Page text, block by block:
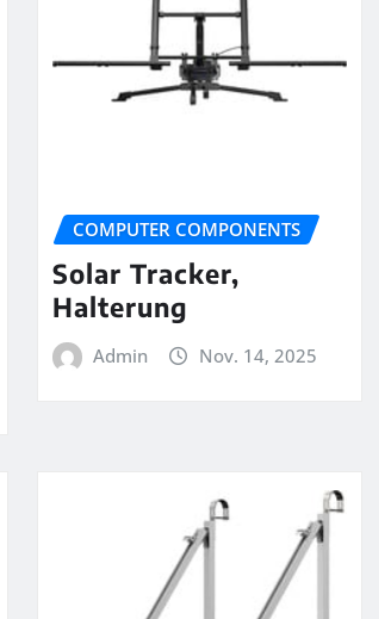
COMPUTER COMPONENTS
Solar Tracker,
Halterung
Admin Nov. 14, 2025